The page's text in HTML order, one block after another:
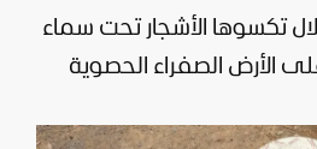
تكسوها الأشجار تحت سماء
الأرض الصفراء الحصوية